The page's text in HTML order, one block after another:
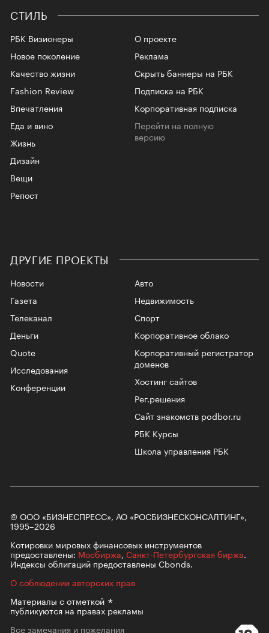
СТИЛЬ
РБК Визионеры
Новое поколение
Качество жизни
Fashion Review
Впечатления
Еда и вино
Жизнь
Дизайн
Вещи
Репост
О проекте
Реклама
Скрыть баннеры на РБК
Подписка на РБК
Корпоративная подписка
Перейти на полную
версию
ДРУГИЕ ПРОЕКТЫ
Новости
Газета
Телеканал
Авто
Недвижимость
Спорт
Корпоративное облако
Корпоративный регистратор
доменов
Хостинг сайтов
Рег.решения
Сайт знакомств podbor.ru
РБК Курсы
Школа управления РБК
Деньги
Quote
Исследования
Конференции
© ООО «БИЗНЕСПРЕСС», АО «РОСБИЗНЕСКОНСАЛТИНГ»,
1995–2026
Котировки мировых финансовых инструментов
предоставлены: Мосбиржа, Санкт-Петербургская биржа.
Индексы облигаций предоставлены Cbonds.
О соблюдении авторских прав
Материалы сотметкой
публикуются на правах рекламы
Все замечания и пожелания